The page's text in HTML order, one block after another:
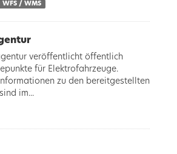
WFS / WMS
veröffentlicht öffentlich
für Elektrofahrzeuge.
zu den bereitgestellten
im...